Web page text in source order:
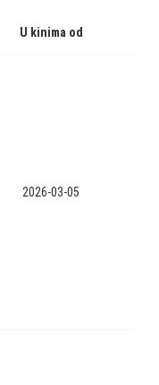
U kinima od
2026-03-05